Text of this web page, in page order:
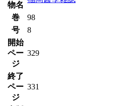
物名
巻
98
号
8
開始
ペー
ジ
329
終了
ペー
ジ
331